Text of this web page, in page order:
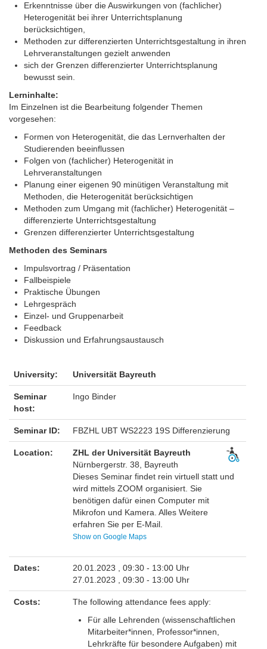
Erkenntnisse über die Auswirkungen von (fachlicher)
Heterogenität bei ihrer Unterrichtsplanung
berücksichtigen,
Methoden zur differenzierten Unterrichtsgestaltung in ihren
Lehrveranstaltungen gezielt anwenden
sich der Grenzen differenzierter Unterrichtsplanung
bewusst sein.
Lerninhalte:
Im Einzelnen ist die Bearbeitung folgender Themen
vorgesehen:
Formen von Heterogenität, die das Lernverhalten der
Studierenden beeinflussen
Folgen von (fachlicher) Heterogenität in
Lehrveranstaltungen
Planung einer eigenen 90 minütigen Veranstaltung mit
Methoden, die Heterogenität berücksichtigen
Methoden zum Umgang mit (fachlicher) Heterogenität –
differenzierte Unterrichtsgestaltung
Grenzen differenzierter Unterrichtsgestaltung
Methoden des Seminars
Impulsvortrag / Präsentation
Fallbeispiele
Praktische Übungen
Lehrgespräch
Einzel- und Gruppenarbeit
Feedback
Diskussion und Erfahrungsaustausch
University: Universität Bayreuth
Seminar
host:
Ingo Binder
Seminar ID: FBZHL UBT WS2223 19S Differenzierung
Location:
ZHL der Universität Bayreuth
Nürnbergerstr. 38, Bayreuth
Dieses Seminar findet rein virtuell statt und
wird mittels ZOOM organisiert. Sie
benötigen dafür einen Computer mit
Mikrofon und Kamera. Alles Weitere
erfahren Sie per E-Mail.
Show on Google Maps
Dates:
20.01.2023 , 09:30 - 13:00 Uhr
27.01.2023 , 09:30 - 13:00 Uhr
Costs:
The following attendance fees apply:
Für alle Lehrenden (wissenschaftlichen
Mitarbeiter*innen, Professor*innen,
Lehrkräfte für besondere Aufgaben) mit